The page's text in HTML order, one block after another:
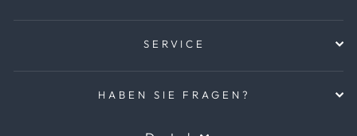
SERVICE
HABEN SIE FRAGEN?